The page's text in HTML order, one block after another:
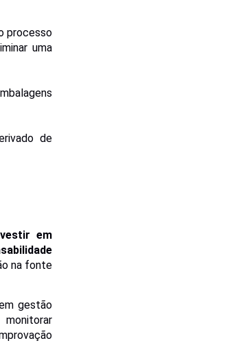
processo
uma
de
em
na fonte
gestão